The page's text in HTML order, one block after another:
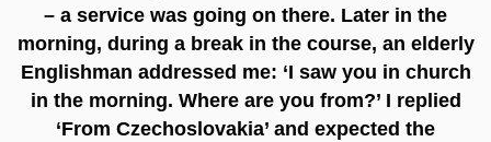
– a service was going on there. Later in the
morning, during a break in the course, an elderly
Englishman addressed me: ‘I saw you in church
in the morning. Where are you from?’ I replied
‘From Czechoslovakia’ and expected the